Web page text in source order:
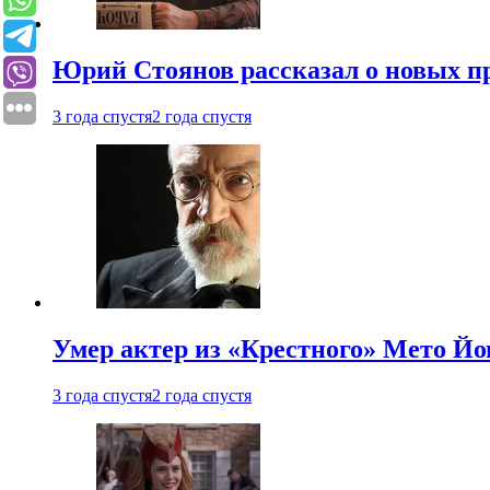
Юрий Стоянов рассказал о новых
3 года спустя2 года спустя
Умер актер из «Крестного» Мето
3 года спустя2 года спустя